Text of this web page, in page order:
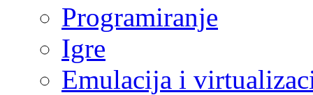
Programiranje
Igre
Emulacija i